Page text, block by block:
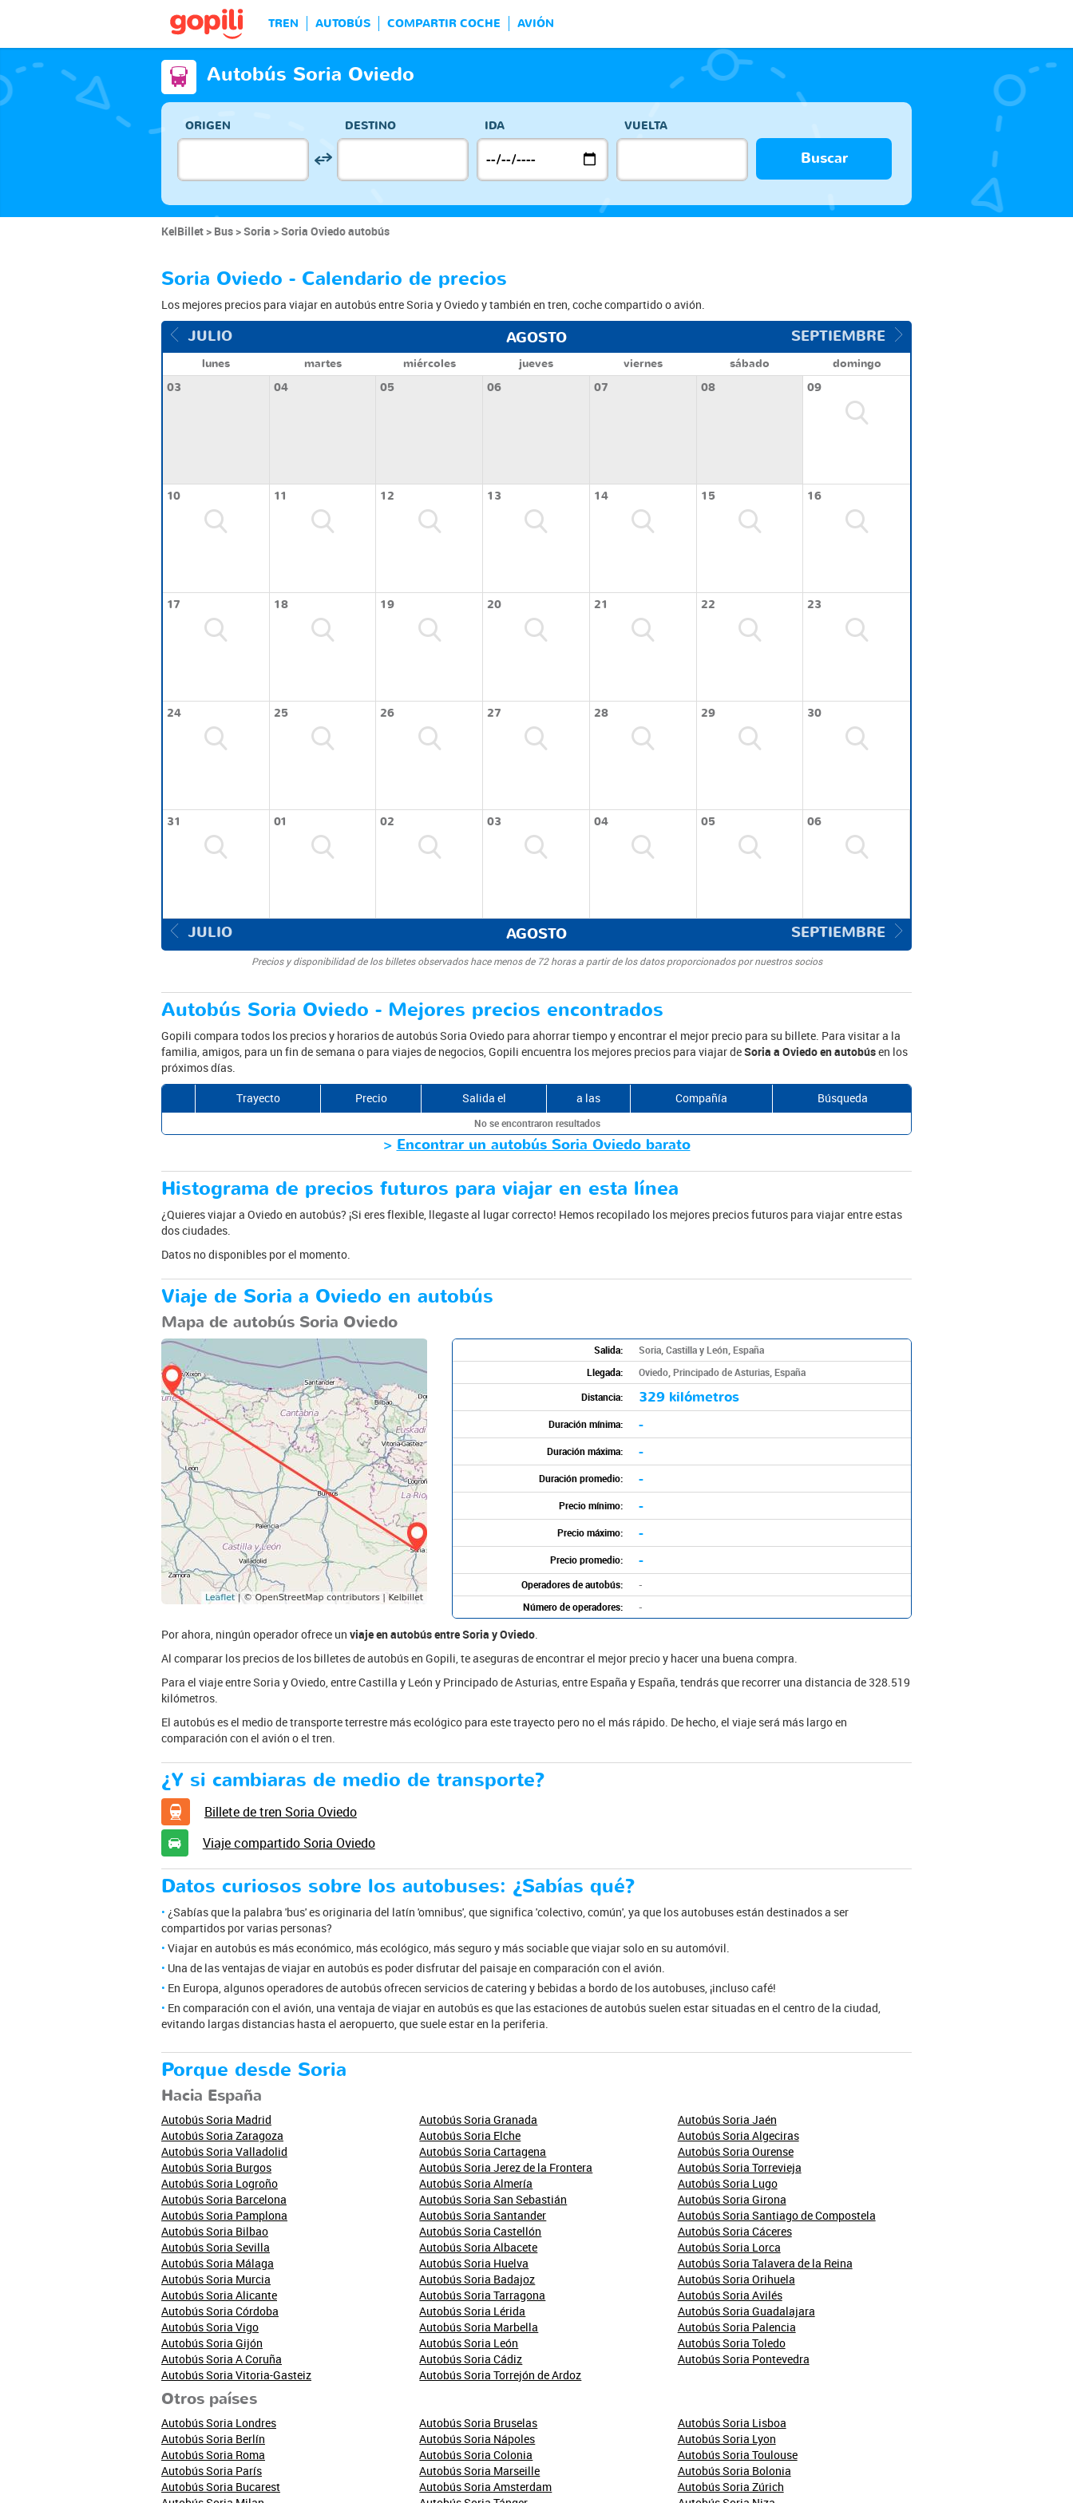
TREN AUTOBÚS COMPARTIR COCHE AVIÓN
Autobús Soria Oviedo
ORIGEN DESTINO IDA VUELTA
Buscar
KelBillet Bus Soria Soria Oviedo autobús
Soria Oviedo - Calendario de precios
Los mejores precios para viajar en autobús entre Soria y Oviedo y también en tren, coche compartido o avión.
JULIO SEPTIEMBRE
AGOSTO
lunes martes miércoles jueves viernes sábado
domingo
03
04 05 06 07 08 09
10 11 12 13 14 15 16
17 18 19 20 21 22 23
24 25 26 27 28 29 30
31 01 02 03 04 05 06
JULIO SEPTIEMBRE
AGOSTO
Precios y disponibilidad de los billetes observados hace menos de 72 horas a partir de los datos proporcionados por nuestros socios
Autobús Soria Oviedo - Mejores precios encontrados
Gopili compara todos los precios y horarios de autobús Soria Oviedo para ahorrar tiempo y encontrar el mejor precio para su billete. Para visitar a la
familia, amigos, para un fin de semana o para viajes de negocios, Gopili encuentra los mejores precios para viajar deSoria a Oviedo en autobúsen los
próximos días.
Trayecto
Precio Salida el a las Compañía Búsqueda
No se encontraron resultados
> Encontrar un autobús Soria Oviedo barato
Histograma de precios futuros para viajar en esta línea
¿Quieres viajar a Oviedo en autobús? ¡Si eres flexible, llegaste al lugar correcto! Hemos recopilado los mejores precios futuros para viajar entre estas
dos ciudades.
Datos no disponibles por el momento.
Viaje de Soria a Oviedo en autobús
Mapa de autobús Soria Oviedo
Salida:
Soria, Castilla y León, España
Llegada:
Oviedo, Principado de Asturias, España
Distancia:
329 kilómetros
Duración mínima: -
Duración máxima: -
Duración promedio: -
Precio mínimo: -
Precio máximo: -
Precio promedio: -
Operadores de autobús:
-
Número de operadores:
-
Por ahora, ningún operador ofrece un viaje en autobús entre Soria y Oviedo
Al comparar los precios de los billetes de autobús en Gopili, te aseguras de encontrar el mejor precio y hacer una buena compra.
Para el viaje entre Soria y Oviedo, entre Castilla y León y Principado de Asturias, entre España y España, tendrás que recorrer una distancia de 328.519
kilómetros.
El autobús es el medio de transporte terrestre más ecológico para este trayecto pero no el más rápido. De hecho, el viaje será más largo en
comparación con el avión o el tren.
¿Y si cambiaras de medio de transporte?
Billete de tren Soria Oviedo
Viaje compartido Soria Oviedo
Datos curiosos sobre los autobuses: ¿Sabías qué?
¿Sabías que la palabra 'bus' es originaria del latín 'omnibus', que significa 'colectivo, común', ya que los autobuses están destinados a ser
compartidos por varias personas?
Viajar en autobús es más económico, más ecológico, más seguro y más sociable que viajar solo en su automóvil.
Una de las ventajas de viajar en autobús es poder disfrutar del paisaje en comparación con el avión.
En Europa, algunos operadores de autobús ofrecen servicios de catering y bebidas a bordo de los autobuses, ¡incluso café!
En comparación con el avión, una ventaja de viajar en autobús es que las estaciones de autobús suelen estar situadas en el centro de la ciudad,
evitando largas distancias hasta el aeropuerto, que suele estar en la periferia.
Porque desde Soria
Hacia España
Autobús Soria Madrid
Autobús Soria Zaragoza
Autobús Soria Valladolid
Autobús Soria Burgos
Autobús Soria Logroño
Autobús Soria Barcelona
Autobús Soria Pamplona
Autobús Soria Bilbao
Autobús Soria Sevilla
Autobús Soria Málaga
Autobús Soria Murcia
Autobús Soria Alicante
Autobús Soria Córdoba
Autobús Soria Vigo
Autobús Soria Gijón
Autobús Soria A Coruña
Autobús Soria Vitoria-Gasteiz
Autobús Soria Granada
Autobús Soria Elche
Autobús Soria Cartagena
Autobús Soria Jerez de la Frontera
Autobús Soria Almería
Autobús Soria San Sebastián
Autobús Soria Santander
Autobús Soria Castellón
Autobús Soria Albacete
Autobús Soria Huelva
Autobús Soria Badajoz
Autobús Soria Tarragona
Autobús Soria Lérida
Autobús Soria Marbella
Autobús Soria León
Autobús Soria Cádiz
Autobús Soria Torrejón de Ardoz
Autobús Soria Jaén
Autobús Soria Algeciras
Autobús Soria Ourense
Autobús Soria Torrevieja
Autobús Soria Lugo
Autobús Soria Girona
Autobús Soria Santiago de Compostela
Autobús Soria Cáceres
Autobús Soria Lorca
Autobús Soria Talavera de la Reina
Autobús Soria Orihuela
Autobús Soria Avilés
Autobús Soria Guadalajara
Autobús Soria Palencia
Autobús Soria Toledo
Autobús Soria Pontevedra
Otros países
Autobús Soria Londres
Autobús Soria Berlín
Autobús Soria Roma
Autobús Soria París
Autobús Soria Bucarest
Autobús Soria Bruselas
Autobús Soria Nápoles
Autobús Soria Colonia
Autobús Soria Marseille
Autobús Soria Amsterdam
Autobús Soria Lisboa
Autobús Soria Lyon
Autobús Soria Toulouse
Autobús Soria Bolonia
Autobús Soria Zúrich